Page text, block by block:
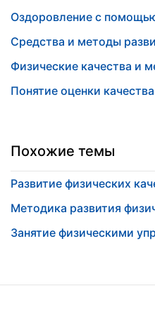
Оздоровление с
Средства и методы
Физические качества и
Понятие оценки
Похожие темы
Развитие физических
Методика развития
Занятие физическими